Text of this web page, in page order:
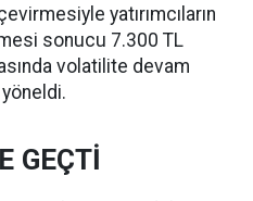
yatırımcıların
sonucu 7.300 TL
volatilite devam
yöneldi.
GEÇTİ